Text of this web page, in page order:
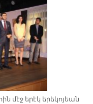
մէջ ե­րէկ ե­րե­կո­յեան